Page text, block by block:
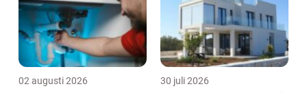
02 augusti 2026 30 juli 2026